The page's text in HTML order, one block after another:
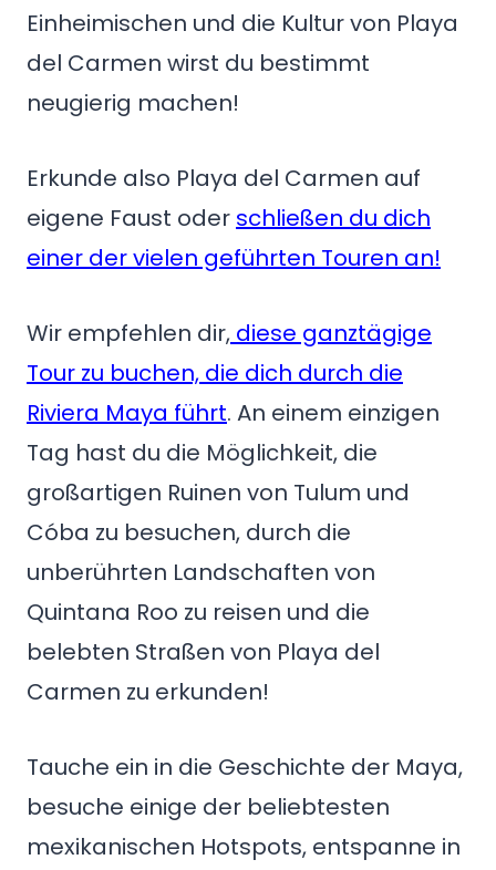
Einheimischen und die Kultur von Playa
del Carmen wirst du bestimmt
neugierig machen!
Erkunde also Playa del Carmen auf
eigene Faust oder schließen du dich
einer der vielen geführten Touren an!
Wir empfehlen dir, diese ganztägige
Tour zu buchen, die dich durch die
Riviera Maya führt. An einem einzigen
Tag hast du die Möglichkeit, die
großartigen Ruinen von Tulum und
Cóba zu besuchen, durch die
unberührten Landschaften von
Quintana Roo zu reisen und die
belebten Straßen von Playa del
Carmen zu erkunden!
Tauche ein in die Geschichte der Maya,
besuche einige der beliebtesten
mexikanischen Hotspots, entspanne in